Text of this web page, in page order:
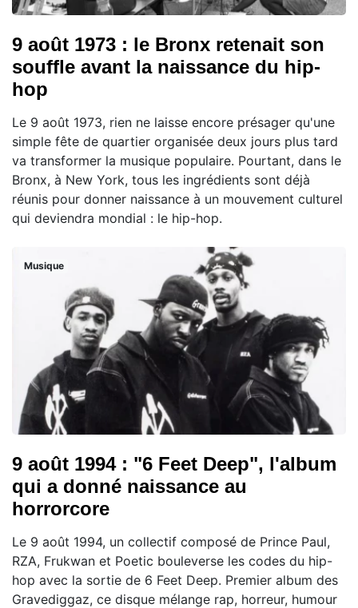
9 août 1973 : le Bronx retenait son
souffle avant la naissance du hip-
hop
Le 9 août 1973, rien ne laisse encore présager qu'une
simple fête de quartier organisée deux jours plus tard
va transformer la musique populaire. Pourtant, dans le
Bronx, à New York, tous les ingrédients sont déjà
réunis pour donner naissance à un mouvement culturel
qui deviendra mondial : le hip-hop.
Musique
9 août 1994 : "6 Feet Deep", l'album
qui a donné naissance au
horrorcore
Le 9 août 1994, un collectif composé de Prince Paul,
RZA, Frukwan et Poetic bouleverse les codes du hip-
hop avec la sortie de 6 Feet Deep. Premier album des
Gravediggaz, ce disque mélange rap, horreur, humour